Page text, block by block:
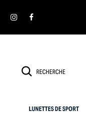
LUNETTES DE SPORT